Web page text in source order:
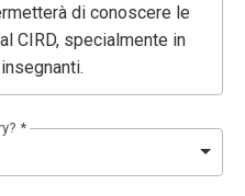
di conoscere le
CIRD, specialmente in
*